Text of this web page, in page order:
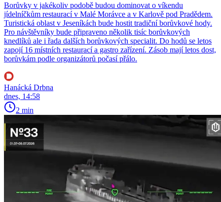
Borůvky v jakékoliv podobě budou dominovat o víkendu
jídelníčkům restaurací v Malé Morávce a v Karlově pod Pradědem.
Turistická oblast v Jeseníkách bude hostit tradiční borůvkové hody.
Pro návštěvníky bude připraveno několik tisíc borůvkových
knedlíků ale i řada dalších borůvkových specialit. Do hodů se letos
zapojí 16 místních restaurací a gastro zařízení. Zásob mají letos dost,
borůvkám podle organizátorů počasí přálo.
Hanácká Drbna
dnes, 14:58
2 min